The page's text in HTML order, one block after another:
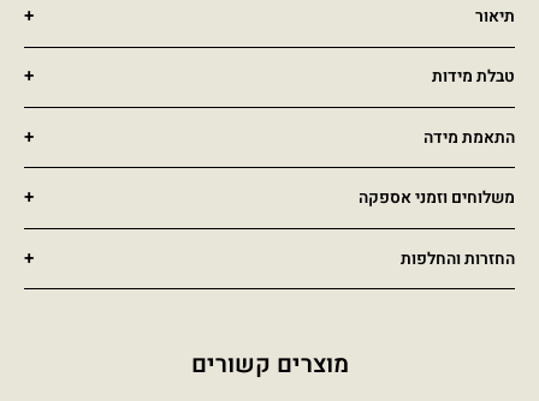
תיאור
טבלת מידות
התאמת מידה
משלוחים וזמני אספקה
החזרות והחלפות
מוצרים קשורים